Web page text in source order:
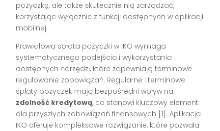
pożyczkę, ale także skutecznie nią zarządzać,
korzystając wyłącznie z funkcji dostępnych w aplikacji
mobilnej.
Prawidłowa spłata pożyczki w IKO wymaga
systematycznego podejścia i wykorzystania
dostępnych narzędzi, które zapewniają terminowe
regulowanie zobowiązań. Regularne i terminowe
spłaty pożyczek mają bezpośredni wpływ na
zdolność kredytową, co stanowi kluczowy element
dla przyszłych zobowiązań finansowych [1]. Aplikacja
IKO oferuje kompleksowe rozwiązanie, które pozwala